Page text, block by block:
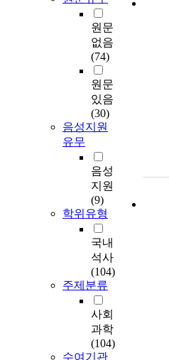
원문
없음
(74)
원문
있음
(30)
음성지원
유무
음성
지원
(9)
학위유형
국내
석사
(104)
주제분류
사회
과학
(104)
수여기관